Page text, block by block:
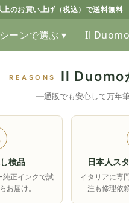
上のお買い上げ（税込）で送料無料
シーンで選ぶ ▾ Il
REASONS Il Duomo
―通販でも安心して万年
検品
純正インクで試
お届け。
日本人ス
イタリアに専
注も修理依